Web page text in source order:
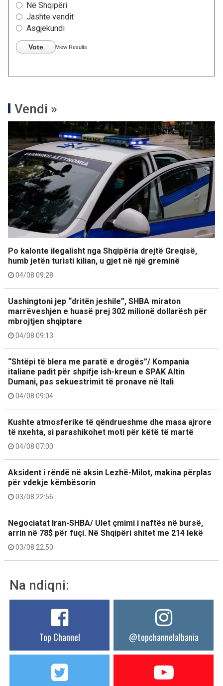
Në Shqipëri
Jashtë vendit
Asgjëkundi
Vote View Results
Vendi »
Po kalonte ilegalisht nga Shqipëria drejtë Greqisë,
humb jetën turisti kilian, u gjet në një greminë
04/08 09:28
Uashingtoni jep “dritën jeshile”, SHBA miraton
marrëveshjen e huasë prej 302 milionë dollarësh për
mbrojtjen shqiptare
04/08 09:13
“Shtëpi të blera me paratë e drogës”/ Kompania
italiane padit për shpifje ish-kreun e SPAK Altin
Dumani, pas sekuestrimit të pronave në Itali
04/08 09:04
Kushte atmosferike të qëndrueshme dhe masa ajrore
të nxehta, si parashikohet moti për këtë të martë
04/08 07:00
Aksident i rëndë në aksin Lezhë-Milot, makina përplas
për vdekje këmbësorin
03/08 22:56
Negociatat Iran-SHBA/ Ulet çmimi i naftës në bursë,
arrin në 78$ për fuçi. Në Shqipëri shitet me 214 lekë
03/08 22:50
Na ndiqni:
Top Channel @topchannelalbania